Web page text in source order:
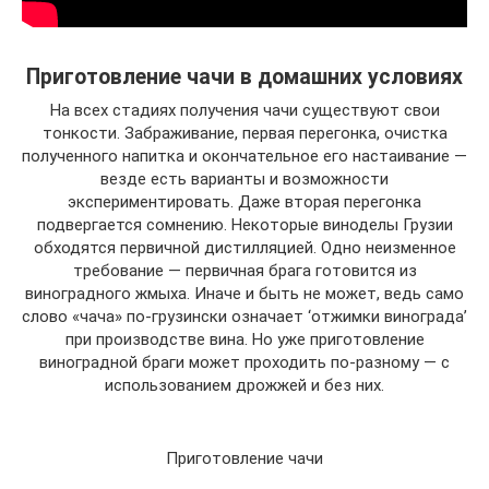
Приготовление чачи в домашних условиях
На всех стадиях получения чачи существуют свои
тонкости. Забраживание, первая перегонка, очистка
полученного напитка и окончательное его настаивание —
везде есть варианты и возможности
экспериментировать. Даже вторая перегонка
подвергается сомнению. Некоторые виноделы Грузии
обходятся первичной дистилляцией. Одно неизменное
требование — первичная брага готовится из
виноградного жмыха. Иначе и быть не может, ведь само
слово «чача» по-грузински означает ‘отжимки винограда’
при производстве вина. Но уже приготовление
виноградной браги может проходить по-разному — с
использованием дрожжей и без них.
Приготовление чачи